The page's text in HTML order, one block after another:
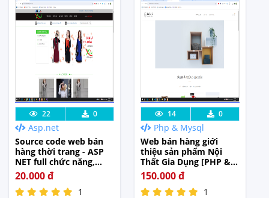
Lưu code Xem Thực
Tế
22 0
Asp.net
Source code web bán
hàng thời trang - ASP
NET full chức năng,
giao diện đẹp
20.000 đ
1
Lưu code Xem Thực
Tế
14 0
Php & Mysql
Web bán hàng giới
thiệu sản phẩm Nội
Thất Gia Dụng [PHP &
MYSQL] có word báo
cáo
150.000 đ
1